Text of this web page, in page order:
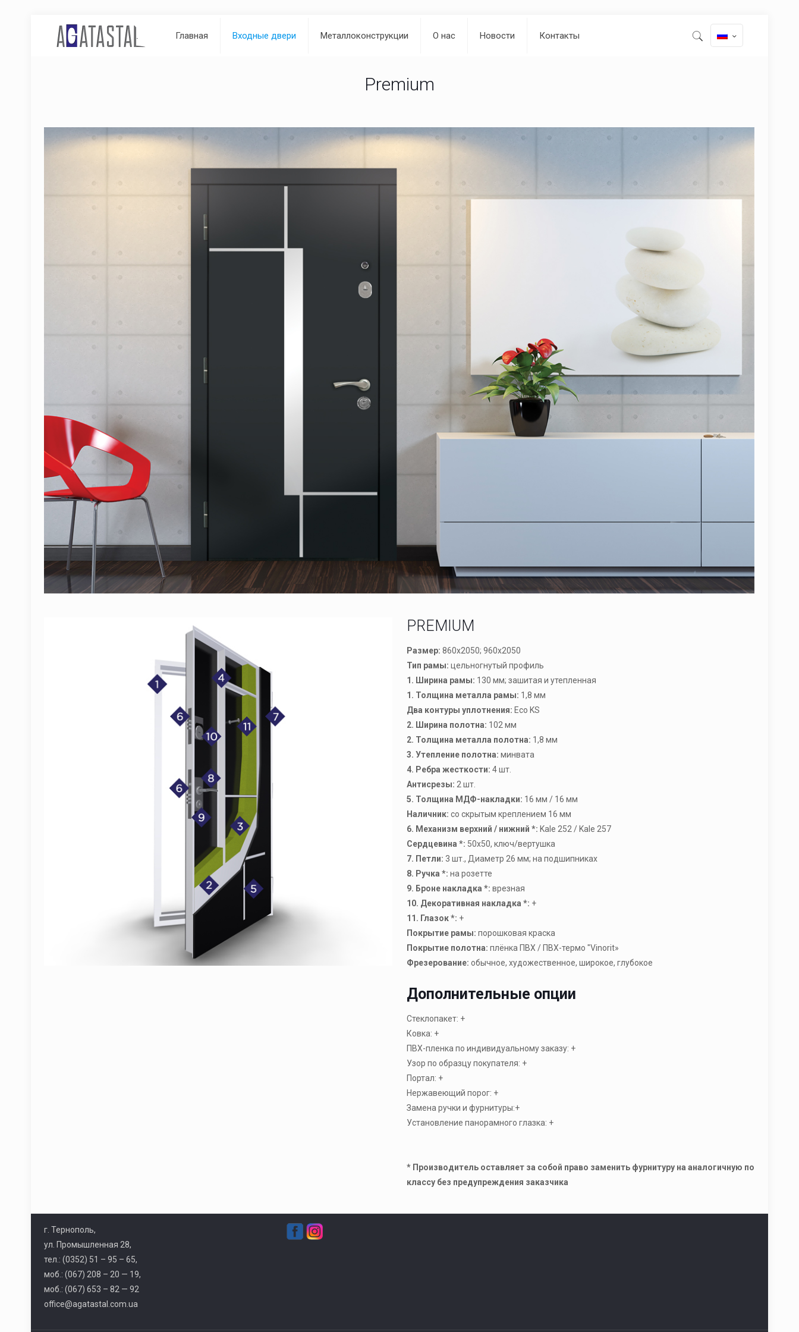
Главная Входные двери Металлоконструкции О нас Новости Контакты
Premium
PREMIUM
Размер: 860х2050; 960х2050
Тип рамы: цельногнутый профиль
1. Ширина рамы: 130 мм; зашитая и утепленная
1. Толщина металла рамы: 1,8 мм
Два контуры уплотнения: Eco KS
2. Ширина полотна: 102 мм
2. Толщина металла полотна: 1,8 мм
3. Утепление полотна: минвата
4. Ребра жесткости: 4 шт.
Антисрезы: 2 шт.
5. Толщина МДФ-накладки: 16 мм / 16 мм
Наличник: со скрытым креплением 16 мм
6. Механизм верхний / нижний *: Kale 252 / Kale 257
Сердцевина *: 50х50, ключ/вертушка
7. Петли: 3 шт., Диаметр 26 мм; на подшипниках
8. Ручка *: на розетте
9. Броне накладка *: врезная
10. Декоративная накладка *: +
11. Глазок *: +
Покрытие рамы: порошковая краска
Покрытие полотна: плёнка ПВХ / ПВХ-термо "Vinorit»
Фрезерование: oбычное, художественное, широкое, глубокое
Дополнительные опции
Стеклопакет: +
Ковка: +
ПВХ-пленка по индивидуальному заказу: +
Узор по образцу покупателя: +
Портал: +
Нержавеющий порог: +
Замена ручки и фурнитуры:+
Установление панорамного глазка: +
* Производитель оставляет за собой право заменить фурнитуру на аналогичную по
классу без предупреждения заказчика
г. Тернополь,
ул. Промышленная 28,
тел.: (0352) 51 – 95 – 65,
моб.: (067) 208 – 20 — 19,
моб.: (067) 653 – 82 — 92
office@agatastal.com.ua